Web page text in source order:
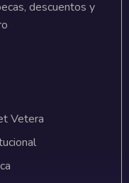
descuentos y
Vetera